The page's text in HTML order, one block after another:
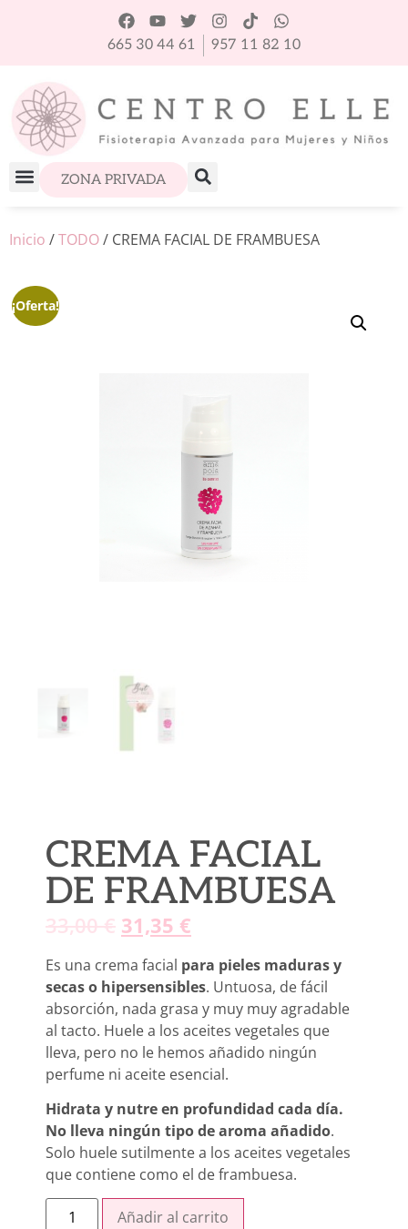
665 30 44 61 957 11 82 10
ZONA PRIVADA
Inicio /TODO/ CREMA FACIAL DE FRAMBUESA
¡Oferta!
CREMA FACIAL
DE FRAMBUESA
33,00€ 31,35 €
Es una crema facial para pieles maduras y
secas o hipersensibles. Untuosa, de fácil
absorción, nada grasa y muy muy agradable
al tacto. Huele a los aceites vegetales que
lleva, pero no le hemos añadido ningún
perfume ni aceite esencial.
Hidrata y nutre en profundidad cada día.
No lleva ningún tipo de aroma añadido.
Solo huele sutilmente a los aceites vegetales
que contiene como el de frambuesa.
Añadir al carrito